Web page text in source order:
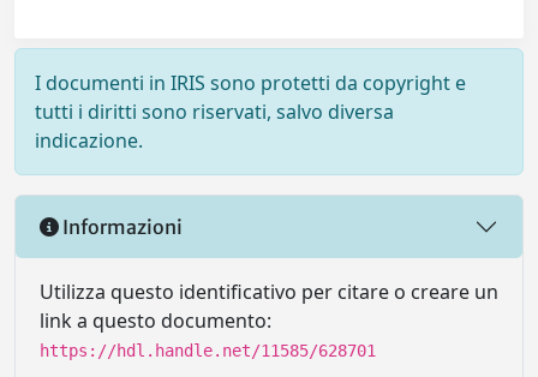
I documenti in IRIS sono protetti da copyright e
tutti i diritti sono riservati, salvo diversa
indicazione.
Informazioni
Utilizza questo identificativo per citare o creare un
link a questo documento:
https://hdl.handle.net/11585/628701